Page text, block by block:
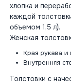
хлопка и
каждой
объемом 1,5 л).
Женская
Края рукава
Внутренняя
Толстовки с